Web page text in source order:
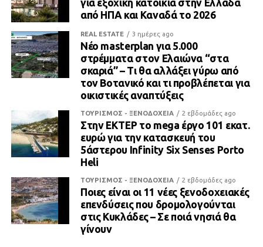
για εξοχική κατοικία στην Ελλάδα
από ΗΠΑ και Καναδά το 2026
REAL ESTATE 3 ημέρες ago
Νέο masterplan για 5.000
στρέμματα στον Ελαιώνα “στα
σκαριά” – Τι θα αλλάξει γύρω από
τον Βοτανικό και τι προβλέπεται για
οικιστικές αναπτύξεις
ΤΟΥΡΙΣΜΟΣ - ΞΕΝΟΔΟΧΕΙΑ 2 εβδομάδες ago
Στην ΕΚΤΕΡ το mega έργο 101 εκατ.
ευρώ για την κατασκευή του
5άστερου Infinity Six Senses Porto
Heli
ΤΟΥΡΙΣΜΟΣ - ΞΕΝΟΔΟΧΕΙΑ 2 εβδομάδες ago
Ποιες είναι οι 11 νέες ξενοδοχειακές
επενδύσεις που δρομολογούνται
στις Κυκλάδες – Σε ποιά νησιά θα
γίνουν